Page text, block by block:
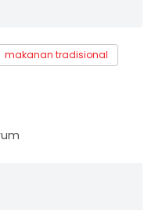
makanan tradisional